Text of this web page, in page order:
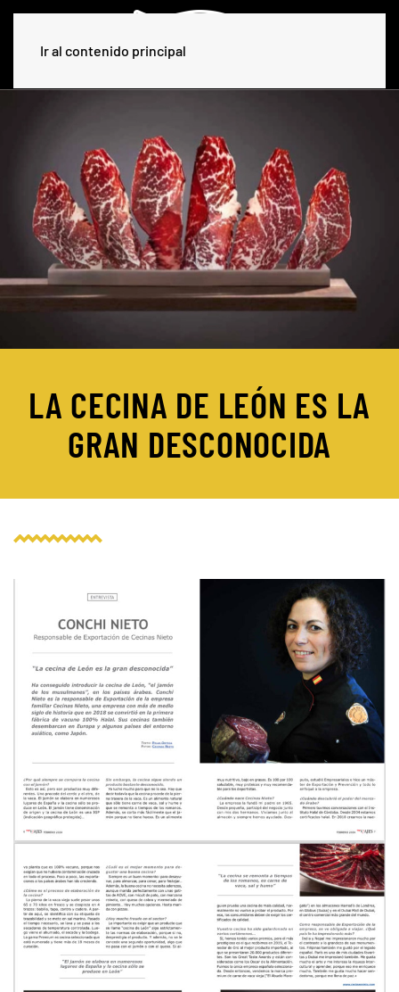
Ir al contenido principal
LA CECINA DE LEÓN ES LA
GRAN DESCONOCIDA